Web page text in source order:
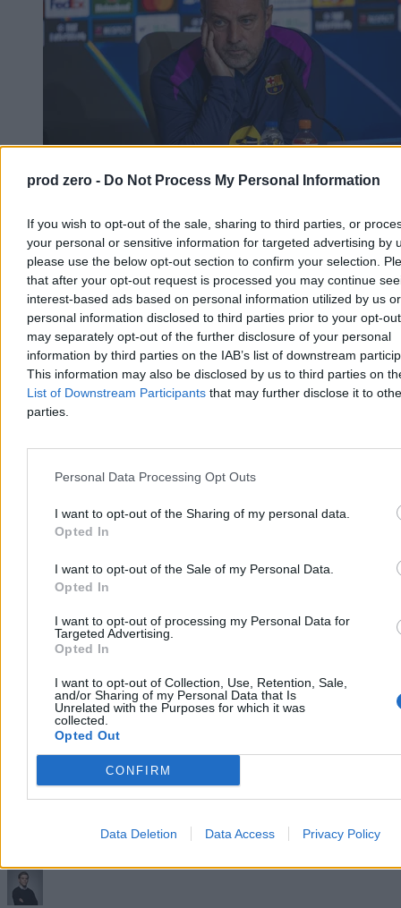
prod zero - Do Not Process My Personal Information
If you wish to opt-out of the sale, sharing to third parties, or
your personal or sensitive information for targeted advertising by
please use the below opt-out section to confirm your selection.
that after your opt-out request is processed you may continue
interest-based ads based on personal information utilized by us or
personal information disclosed to third parties prior to your opt-
may separately opt-out of the further disclosure of your personal
information by third parties on the IAB’s list of downstream
This information may also be disclosed by us to third parties on
List of Downstream Participants that may further disclose it to
parties.
Personal Data Processing Opt Outs
I want to opt-out of the Sharing of my personal data.
Opted In
I want to opt-out of the Sale of my Personal Data.
Opted In
I want to opt-out of processing my Personal Data for
Targeted Advertising.
Opted In
I want to opt-out of Collection, Use, Retention, Sale,
and/or Sharing of my Personal Data that Is
Unrelated with the Purposes for which it was
collected.
Opted Out
CONFIRM
Data Deletion Data Access Privacy Policy
Barcelona odwołała mecz towarzyski. Chodzi o
sytuację w Ceucie
Barcelona odwołała przedsezonowy towarzyski mecz piłkarski w
Maroku z powodu trwającego kryzysu granicznego w Ceucie,
hiszpańskiej eksklawie w Afryce Północnej - poinformował klub.
Spotkanie z Ittihad Riadi Tanger miało odbyć się 15 sierpnia.
Paweł Żurek
Dzisiaj 13:18
To najlepszy prezydent od 1989 roku?
Jednoznaczny wynik sondażu
44,7 proc. Polaków uważa, że dotychczas najlepszym prezydentem
przeprowadzonego dla Wirtualnej Polski. Najgorzej w badaniu